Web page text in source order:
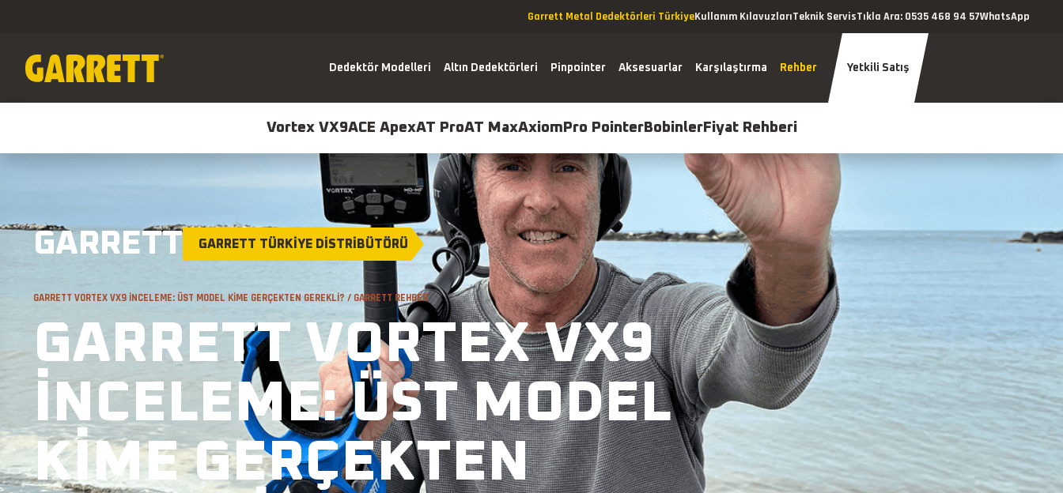
Garrett Metal Dedektörleri TürkiyeKullanım KılavuzlarıTeknik ServisTıkla Ara: 0535 468 94 57WhatsApp
Dedektör Modelleri Altın Dedektörleri Pinpointer Aksesuarlar Karşılaştırma Rehber Yetkili Satış
Vortex VX9 ACE Apex AT Pro AT Max Axiom Pro Pointer
Vortex VX9ACE ApexAT ProAT MaxAxiom Pro PointerBobinlerFiyat Rehberi
GARRETT GARRETT TÜRKİYE DİSTRİBÜTÖRÜ
GARRETT VORTEX VX9 İNCELEME: ÜST MODEL KIME GERÇEKTEN GEREKLI? / GARRETT REHBER
GARRETT VORTEX VX9
İNCELEME: ÜST MODEL
KIME GERÇEKTEN